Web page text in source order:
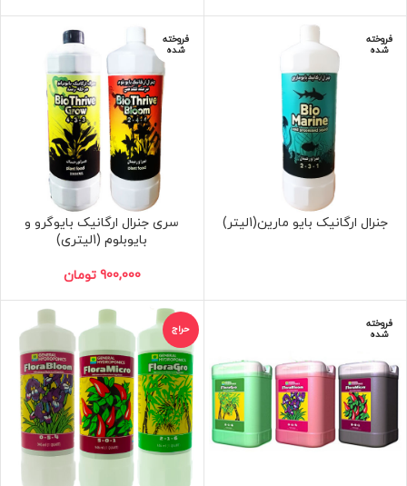
فروخته
شده
جنرال ارگانیک بایو مارین(1لیتر)
فروخته
شده
سری جنرال ارگانیک بایوگرو و
بایوبلوم (1لیتری)
900,000 تومان
فروخته
شده
حراج